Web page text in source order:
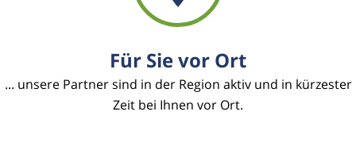
Für Sie vor Ort
... unsere Partner sind in der Region aktiv und in kürzester
Zeit bei Ihnen vor Ort.